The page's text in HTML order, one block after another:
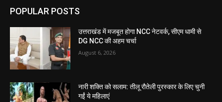
POPULAR POSTS
उत्तराखंड में मजबूत होगा NCC नेटवर्क, सीएम धामी से
DG NCC की अहम चर्चा
August 6, 2026
नारी शक्ति को सलाम: तीलू रौतेली पुरस्कार के लिए चुनी
गईं ये महिलाएं